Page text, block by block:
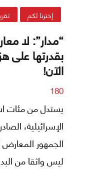
إخترنا لكم
“مدار”: لا
بقدرتها على
الآن!
180
يستدل من مئات
الإسرائيلية،
الجمهور المعارض
ليس واثقا من